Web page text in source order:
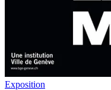
Exposition